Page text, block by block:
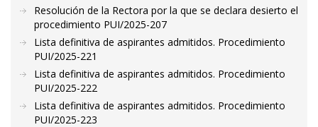
Resolución de la Rectora por la que se declara desierto el
procedimiento PUI/2025-207
Lista definitiva de aspirantes admitidos. Procedimiento
PUI/2025-221
Lista definitiva de aspirantes admitidos. Procedimiento
PUI/2025-222
Lista definitiva de aspirantes admitidos. Procedimiento
PUI/2025-223